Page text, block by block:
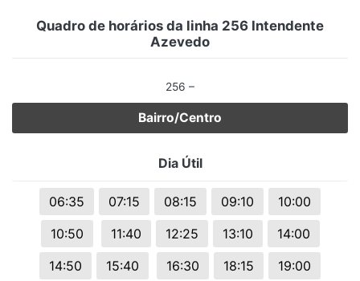
Quadro de horários da linha 256 Intendente
Azevedo
256 –
Bairro/Centro
Dia Útil
06:35 07:15 08:15 09:10
10:00
10:50
11:40 12:25 13:10
14:00
14:50
15:40 16:30 18:15 19:00